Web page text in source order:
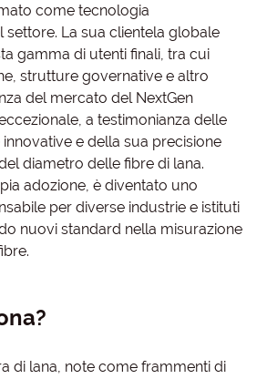
come tecnologia
settore. La sua clientela globale
gamma di utenti finali, tra cui
strutture governative e altro
del mercato del NextGen
a testimonianza delle
e della sua precisione
diametro delle fibre di lana.
adozione, è diventato uno
per diverse industrie e istituti
nuovi standard nella misurazione
di lana, note come frammenti di